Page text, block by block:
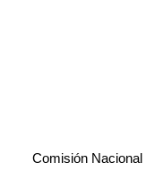
Comisión